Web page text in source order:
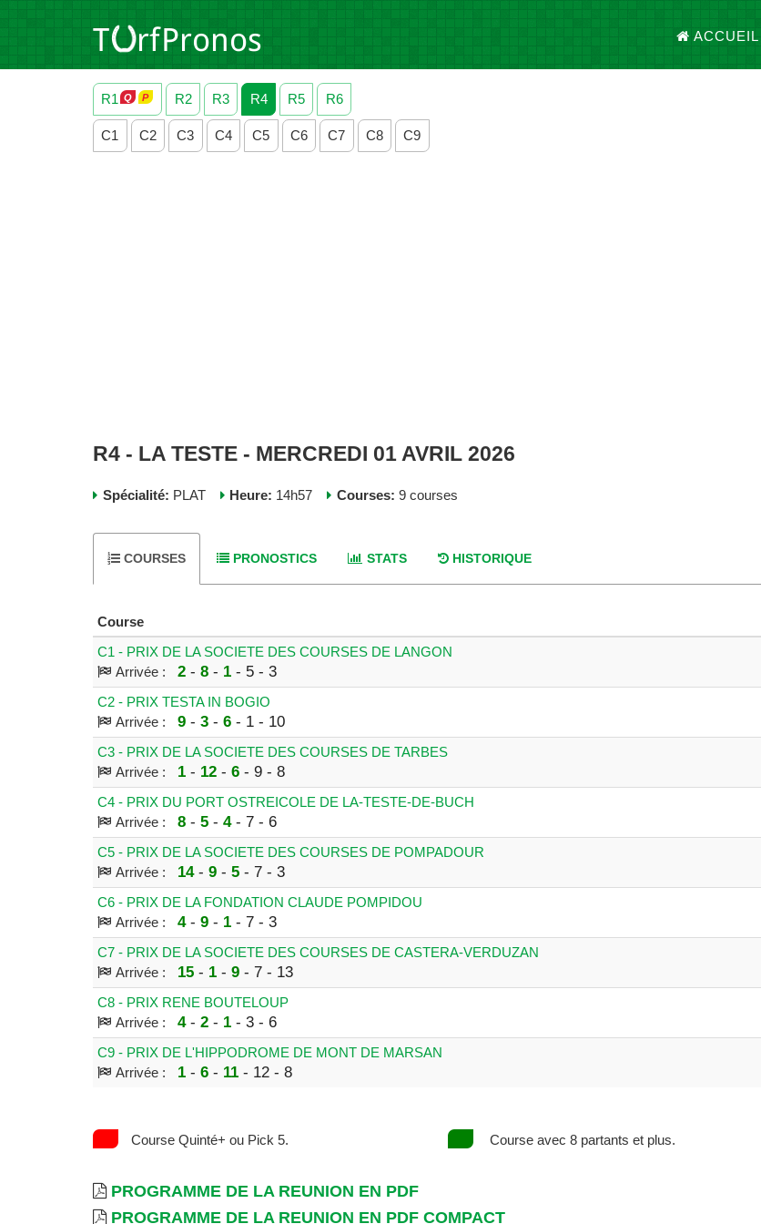
ACCUEIL
R1 R2 R3 R4 R5 R6
C1 C2 C3 C4 C5 C6 C7 C8 C9
R4 - LA TESTE - MERCREDI 01 AVRIL 2026
Spécialité: PLAT Heure: 14h57 Courses: 9 courses
COURSES PRONOSTICS STATS HISTORIQUE
Course
C1 - PRIX DE LA SOCIETE DES COURSES DE LANGON
Arrivée :
2- 8- 1- 5 - 3
C2 - PRIX TESTA IN BOGIO
Arrivée :
9- 3- 6- 1 - 10
C3 - PRIX DE LA SOCIETE DES COURSES DE TARBES
Arrivée :
1- 12- 6- 9 - 8
C4 - PRIX DU PORT OSTREICOLE DE LA-TESTE-DE-BUCH
Arrivée :
8- 5- 4- 7 - 6
C5 - PRIX DE LA SOCIETE DES COURSES DE POMPADOUR
Arrivée :
14- 9- 5- 7 - 3
C6 - PRIX DE LA FONDATION CLAUDE POMPIDOU
Arrivée :
4- 9- 1- 7 - 3
C7 - PRIX DE LA SOCIETE DES COURSES DE CASTERA-VERDUZAN
Arrivée :
15- 1- 9- 7 - 13
C8 - PRIX RENE BOUTELOUP
Arrivée :
4- 2- 1- 3 - 6
C9 - PRIX DE L'HIPPODROME DE MONT DE MARSAN
Arrivée :
1- 6- 11- 12 - 8
Course Quinté+ ou Pick 5. Course avec 8 partants et plus.
PROGRAMME DE LA REUNION EN PDF
PROGRAMME DE LA REUNION EN PDF COMPACT